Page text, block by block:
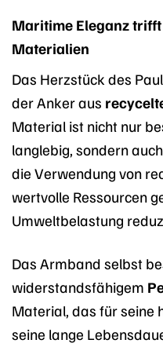
Maritime Eleganz
Materialien
Das Herzstück des
der Anker aus
Material ist nicht nur
langlebig, sondern
die Verwendung von
wertvolle Ressourcen
Umweltbelastung
Das Armband selbst
widerstandsfähigem
Material, das für seine
seine lange